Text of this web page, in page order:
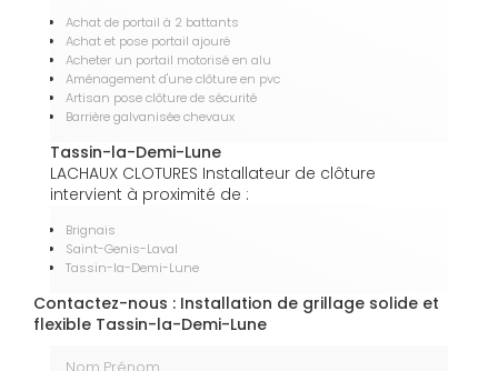
Achat de portail à 2 battants
Achat et pose portail ajouré
Acheter un portail motorisé en alu
Aménagement d'une clôture en pvc
Artisan pose clôture de sécurité
Barrière galvanisée chevaux
Tassin-la-Demi-Lune
LACHAUX CLOTURES Installateur de clôture
intervient à proximité de :
Brignais
Saint-Genis-Laval
Tassin-la-Demi-Lune
Contactez-nous : Installation de grillage solide et
flexible Tassin-la-Demi-Lune